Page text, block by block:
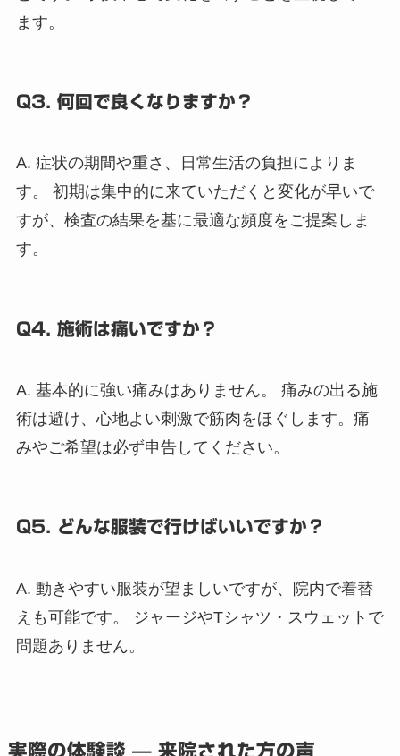
ます。
Q3. 何回で良くなりますか？
A. 症状の期間や重さ、日常生活の負担によりま
す。 初期は集中的に来ていただくと変化が早いで
すが、検査の結果を基に最適な頻度をご提案しま
す。
Q4. 施術は痛いですか？
A. 基本的に強い痛みはありません。 痛みの出る施
術は避け、心地よい刺激で筋肉をほぐします。痛
みやご希望は必ず申告してください。
Q5. どんな服装で行けばいいですか？
A. 動きやすい服装が望ましいですが、院内で着替
えも可能です。 ジャージやTシャツ・スウェットで
問題ありません。
実際の体験談 — 来院された方の声